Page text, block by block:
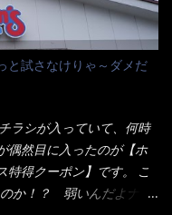
ノンフライ・ノンスチー
ストレートめんです。 豚
えた辛さとコクが凝縮さ
赤ラー油とごま油を使用
ます。 調味油をスープ
持ち上げて・・・ ええや
細身で熱を加えてもへた
えるとダラーっとなるん
が良いバランスで・・・
...
を、しっかり確認し買う
も若干有り差がでてるだ
みると・・・結構美味し
マカロニの絡まった食
ー用のスプーンを使って
よねぇ～（このスプーン
ましたが、まずまずの美
すくい上げ力の良さを再
試さなけりゃ～ダメだ
ラシが入っていて、何時
偶然目に入ったのが【ホ
特得クーポン】です。 こ
か！？ 弱いんだよナァ